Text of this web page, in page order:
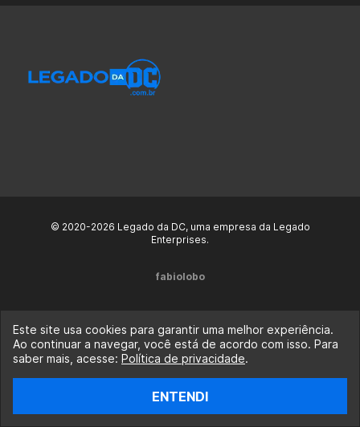
© 2020-2026 Legado da DC, uma empresa da Legado
Enterprises.
fabiolobo
Este site usa cookies para garantir uma melhor experiência.
Ao continuar a navegar, você está de acordo com isso. Para
saber mais, acesse: Política de privacidade.
ENTENDI